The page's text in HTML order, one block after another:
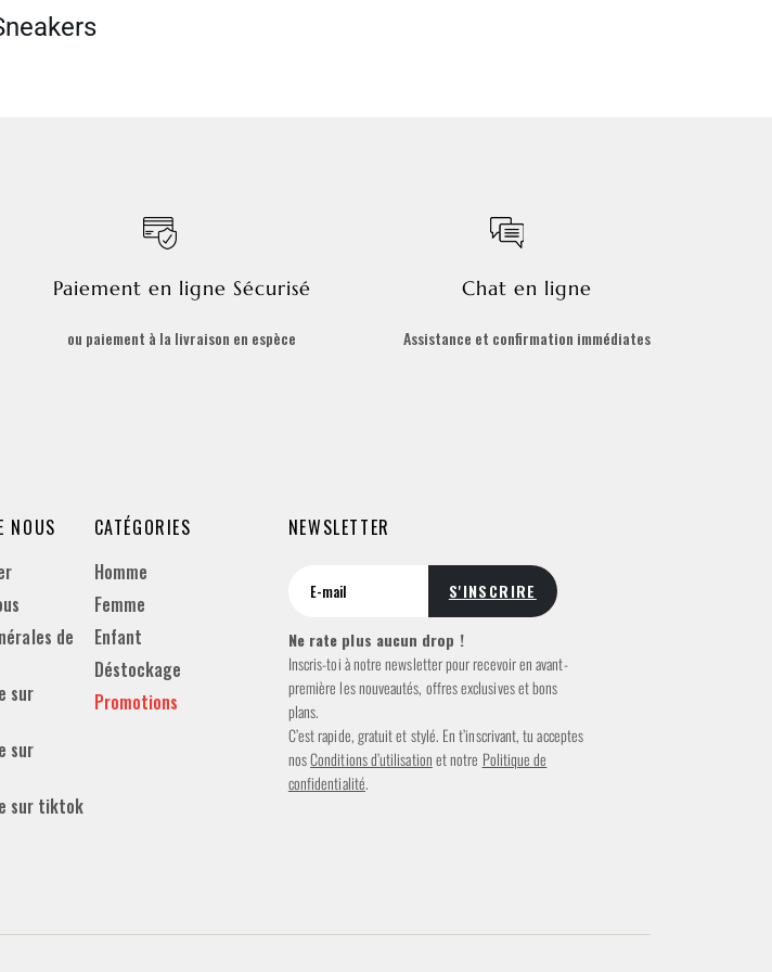
Paiement en ligne Sécurisé
ou paiement à la livraison en espèce
Chat en ligne
Assistance et confirmation immédiates
NOUS
de
sur
sur
sur tiktok
CATÉGORIES
Homme
Femme
Enfant
Déstockage
Promotions
NEWSLETTER
Ne rate plus aucun drop !
Inscris-toi à notre newsletter pour recevoir en avant-
première les nouveautés, offres exclusives et bons
plans.
C’est rapide, gratuit et stylé. En t’inscrivant, tu acceptes
nosConditions d’utilisationet notre Politique de
confidentialité.